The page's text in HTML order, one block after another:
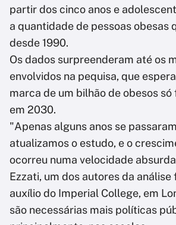
partir dos cinco anos e
a quantidade de pessoas obesas
desde 1990.
Os dados surpreenderam até os
envolvidos na pequisa, que
marca de um bilhão de obesos
em 2030.
"Apenas alguns anos se
atualizamos o estudo, e o
ocorreu numa velocidade
Ezzati, um dos autores da análise
auxílio do Imperial College, em
são necessárias mais políticas